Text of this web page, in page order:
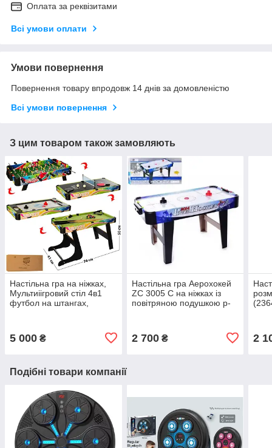
Оплата за реквізитами
Всі умови оплати
Умови повернення
Повернення товару впродовж 14 днів за домовленістю
Всі умови повернення
З цим товаром також замовляють
Настільна гра на ніжках,
Мультиіігровий стіл 4в1
футбол на штангах,
5 000 ₴
Настільна гра Аерохокей
ZC 3005 C на ніжках із
повітряною подушкою р-
2 700₴ 2
Подібні товари компанії